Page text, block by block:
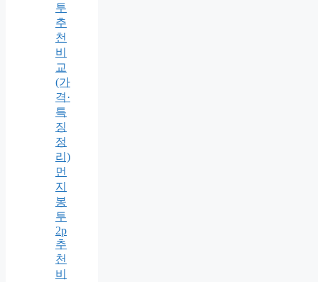
투
추
천
비
교
(가
격·
특
징
정
리)
먼
지
봉
투
2p
추
천
비